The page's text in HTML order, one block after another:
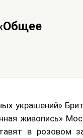
украшений»
живопись»
в розовом